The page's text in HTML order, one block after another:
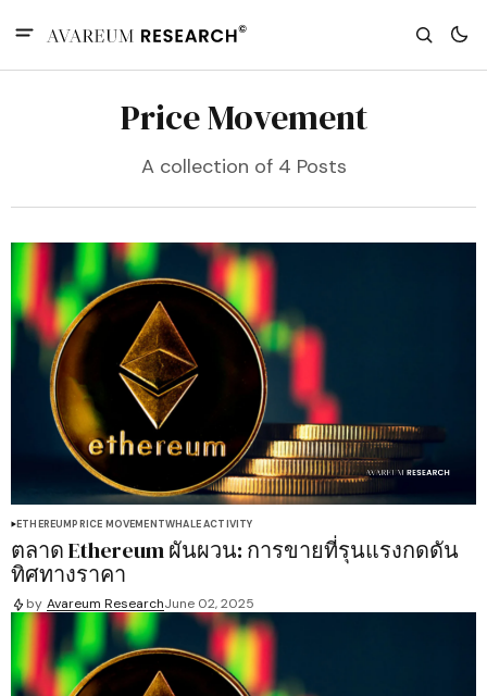
Price Movement
A collection of 4 Posts
ETHEREUMPRICE MOVEMENTWHALE ACTIVITY
ตลาด Ethereum ผันผวน: การขายที่รุนแรงกดดัน
ทิศทางราคา
by Avareum ResearchJune 02, 2025